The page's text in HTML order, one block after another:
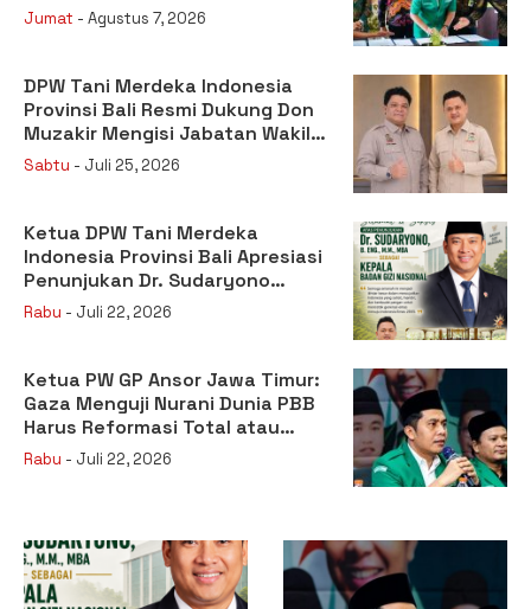
Jumat - Agustus 7, 2026
DPW Tani Merdeka Indonesia
Provinsi Bali Resmi Dukung Don
Muzakir Mengisi Jabatan Wakil
Menteri Pertanian RI
Sabtu - Juli 25, 2026
Ketua DPW Tani Merdeka
Indonesia Provinsi Bali Apresiasi
Penunjukan Dr. Sudaryono
sebagai Kepala Badan Gizi
Rabu - Juli 22, 2026
Ketua PW GP Ansor Jawa Timur:
Gaza Menguji Nurani Dunia PBB
Harus Reformasi Total atau
Kehilangan Legitimasi
Rabu - Juli 22, 2026